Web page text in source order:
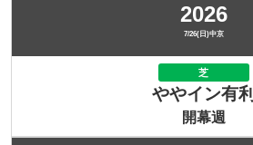
2026
7/26(日)中京
芝
ややイン有利
開幕週